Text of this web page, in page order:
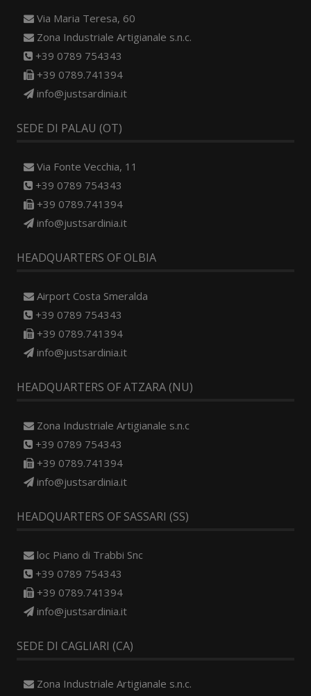
Via Maria Teresa, 60
Zona Industriale Artigianale s.n.c.
+39 0789 754343
+39 0789.741394
info@justsardinia.it
SEDE DI PALAU (OT)
Via Fonte Vecchia, 11
+39 0789 754343
+39 0789.741394
info@justsardinia.it
HEADQUARTERS OF OLBIA
Airport Costa Smeralda
+39 0789 754343
+39 0789.741394
info@justsardinia.it
HEADQUARTERS OF ATZARA (NU)
Zona Industriale Artigianale s.n.c
+39 0789 754343
+39 0789.741394
info@justsardinia.it
HEADQUARTERS OF SASSARI (SS)
loc Piano di Trabbi Snc
+39 0789 754343
+39 0789.741394
info@justsardinia.it
SEDE DI CAGLIARI (CA)
Zona Industriale Artigianale s.n.c.